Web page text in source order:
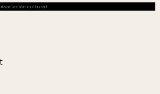
cultural